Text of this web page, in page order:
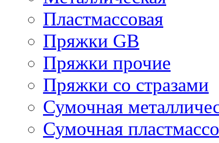
Пластмассовая
Пряжки GB
Пряжки прочие
Пряжки со стразами
Сумочная
Сумочная